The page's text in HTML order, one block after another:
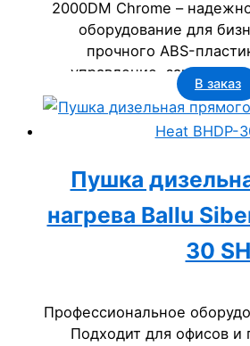
2000DM Chrome –
оборудование для
прочного ABS-
управление, защита от
службы 5 лет, класс
IP23. Идеальна для
В заказ
Пушка
нагрева Ballu
30 SH
Профессиональное
Подходит для офисов и